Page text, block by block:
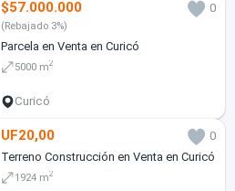
$57.000.000 0
(Rebajado 3%)
Parcela en Venta en Curicó
5000 m2
Curicó
UF20,00
0
Terreno Construcción en Venta en Curicó
1924 m2